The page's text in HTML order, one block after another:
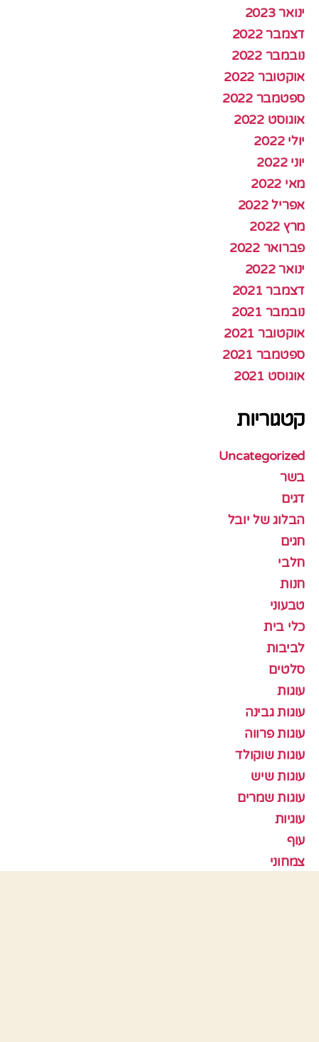
ינואר 2023
דצמבר 2022
נובמבר 2022
אוקטובר 2022
ספטמבר 2022
אוגוסט 2022
יולי 2022
יוני 2022
מאי 2022
אפריל 2022
מרץ 2022
פברואר 2022
ינואר 2022
דצמבר 2021
נובמבר 2021
אוקטובר 2021
ספטמבר 2021
אוגוסט 2021
קטגוריות
Uncategorized
בשר
דגים
הבלוג של יובל
חגים
חלבי
חנות
טבעוני
כלי בית
לביבות
סלטים
עוגות
עוגות גבינה
עוגות פרווה
עוגות שוקולד
עוגות שיש
עוגות שמרים
עוגיות
עוף
צמחוני